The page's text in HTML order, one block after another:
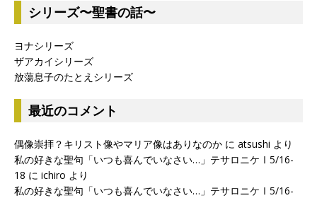
シリーズ〜聖書の話〜
ヨナシリーズ
ザアカイシリーズ
放蕩息子のたとえシリーズ
最近のコメント
偶像崇拝？キリスト像やマリア像はありなのか に atsushi より
私の好きな聖句「いつも喜んでいなさい…」テサロニケⅠ5/16-
18 に ichiro より
私の好きな聖句「いつも喜んでいなさい…」テサロニケⅠ5/16-